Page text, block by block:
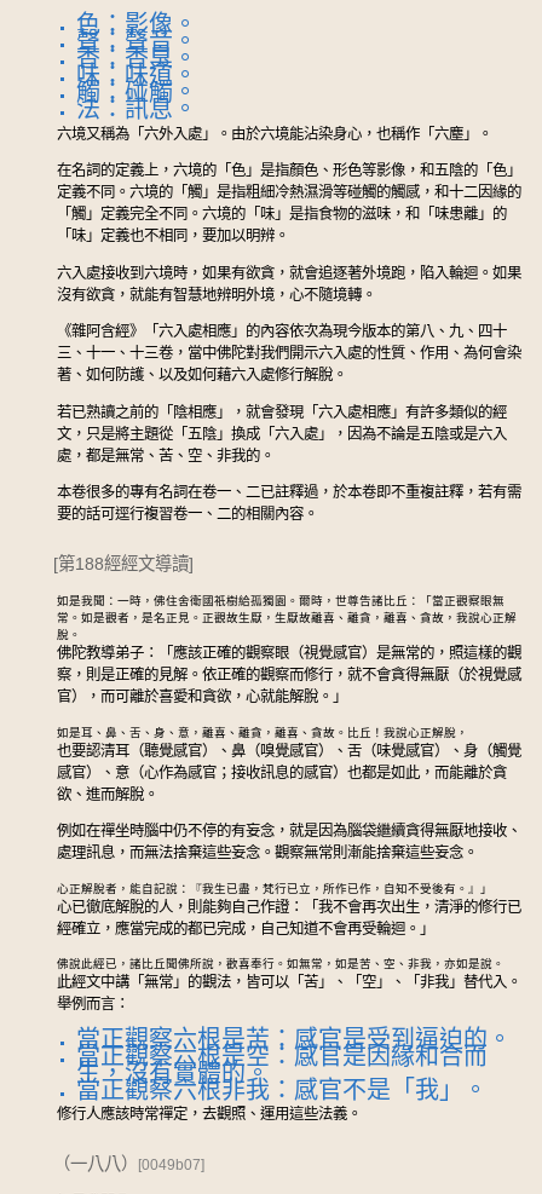
色：影像。
聲：聲音。
香：香臭。
味：味道。
觸：碰觸。
法：訊息。
六境又稱為「六外入處」。由於六境能沾染身心，也稱作「六塵」。
在名詞的定義上，六境的「色」是指顏色、形色等影像，和五陰的「色」
定義不同。六境的「觸」是指粗細冷熱濕滑等碰觸的觸感，和十二因緣的
「觸」定義完全不同。六境的「味」是指食物的滋味，和「味患離」的
「味」定義也不相同，要加以明辨。
六入處接收到六境時，如果有欲貪，就會追逐著外境跑，陷入輪迴。如果
沒有欲貪，就能有智慧地辨明外境，心不隨境轉。
《雜阿含經》「六入處相應」的內容依次為現今版本的第八、九、四十
三、十一、十三卷，當中佛陀對我們開示六入處的性質、作用、為何會染
著、如何防護、以及如何藉六入處修行解脫。
若已熟讀之前的「陰相應」，就會發現「六入處相應」有許多類似的經
文，只是將主題從「五陰」換成「六入處」，因為不論是五陰或是六入
處，都是無常、苦、空、非我的。
本卷很多的專有名詞在卷一、二已註釋過，於本卷即不重複註釋，若有需
要的話可逕行複習卷一、二的相關內容。
[第188經經文導讀]
如是我聞：一時，佛住舍衛國祇樹給孤獨園。爾時，世尊告諸比丘：「當正觀察眼無
常。如是觀者，是名正見。正觀故生厭，生厭故離喜、離貪，離喜、貪故，我說心正解
脫。
佛陀教導弟子：「應該正確的觀察眼（視覺感官）是無常的，照這樣的觀
察，則是正確的見解。依正確的觀察而修行，就不會貪得無厭（於視覺感
官），而可離於喜愛和貪欲，心就能解脫。」
如是耳、鼻、舌、身、意，離喜、離貪，離喜、貪故。比丘！我說心正解脫，
也要認清耳（聽覺感官）、鼻（嗅覺感官）、舌（味覺感官）、身（觸覺
感官）、意（心作為感官；接收訊息的感官）也都是如此，而能離於貪
欲、進而解脫。
例如在禪坐時腦中仍不停的有妄念，就是因為腦袋繼續貪得無厭地接收、
處理訊息，而無法捨棄這些妄念。觀察無常則漸能捨棄這些妄念。
心正解脫者，能自記說：『我生已盡，梵行已立，所作已作，自知不受後有。』」
心已徹底解脫的人，則能夠自己作證：「我不會再次出生，清淨的修行已
經確立，應當完成的都已完成，自己知道不會再受輪迴。」
佛說此經已，諸比丘聞佛所說，歡喜奉行。如無常，如是苦、空、非我，亦如是說。
此經文中講「無常」的觀法，皆可以「苦」、「空」、「非我」替代入。
舉例而言：
當正觀察六根是苦：感官是受到逼迫的。
當正觀察六根是空：感官是因緣和合而
生，沒有實體的。
當正觀察六根非我：感官不是「我」。
修行人應該時常禪定，去觀照、運用這些法義。
（一八八） [0049b07]